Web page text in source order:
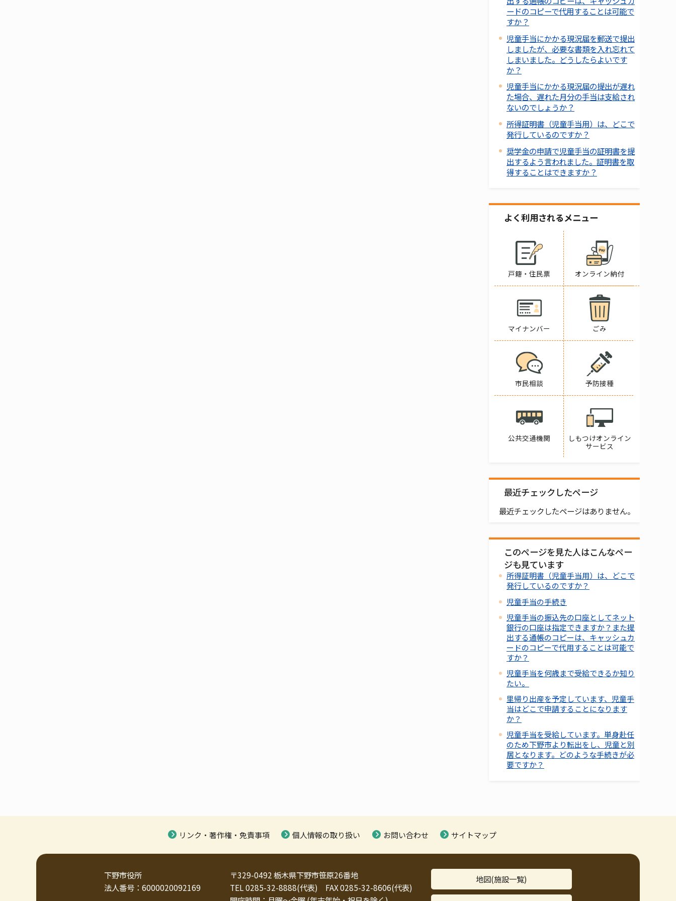
ードのコピーで代用することは可能で
すか？
児童手当にかかる現況届を郵送で提出
しましたが、必要な書類を入れ忘れて
しまいました。どうしたらよいです
か？
児童手当にかかる現況届の提出が遅れ
た場合、遅れた月分の手当は支給され
ないのでしょうか？
所得証明書（児童手当用）は、どこで
発行しているのですか？
奨学金の申請で児童手当の証明書を提
出するよう言われました。証明書を取
得することはできますか？
よく利用されるメニュー
戸籍・住民票 オンライン納付
マイナンバー ごみ
市民相談 予防接種
公共交通機関
しもつけオンライン
サービス
最近チェックしたページ
最近チェックしたページはありません。
このページを見た人はこんなペー
ジも見ています
所得証明書（児童手当用）は、どこで
発行しているのですか？
児童手当の手続き
児童手当の振込先の口座としてネット
銀行の口座は指定できますか？また提
出する通帳のコピーは、キャッシュカ
ードのコピーで代用することは可能で
すか？
児童手当を何歳まで受給できるか知り
たい。
里帰り出産を予定しています、児童手
当はどこで申請することになります
か？
児童手当を受給しています。単身赴任
のため下野市より転出をし、児童と別
居となります。どのような手続きが必
要ですか？
リンク・著作権・免責事項 個人情報の取り扱い お問い合わせ サイトマップ
下野市役所
法人番号：6000020092169
〒329-0492 栃木県下野市笹原26番地
TEL 0285-32-8888(代表) FAX 0285-32-8606(代表)
地図(施設一覧)